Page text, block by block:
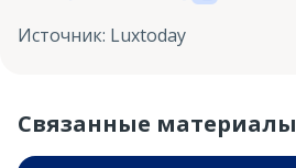
Источник: Luxtoday
Связанные материалы